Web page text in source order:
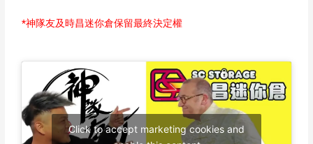
*神隊友及時昌迷你倉保留最終決定權
Click to accept marketing cookies and